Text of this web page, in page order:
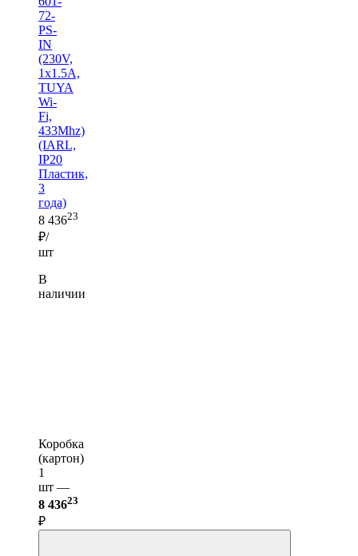
72-
PS-
IN
(230V,
1x1.5A,
TUYA
Wi-
Fi,
433Mhz)
(IARL,
IP20
Пластик,
3
года)
8 43623
₽/
шт
В
наличии
Коробка
(картон)
1
шт —
8 43623
₽